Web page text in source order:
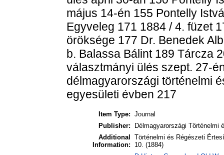
május 14-én 155 Pontelly
Egyveleg 171 1884 / 4. füzet
öröksége 177 Dr. Benedek
b. Balassa Bálint 189 Tárcza
választmányi ülés szept. 27-
délmagyarországi történelmi
egyesületi évben 217
Item Type: Journal
Publisher:
Délmagyarországi Történelmi
Additional
Information:
Történelmi és Régészeti
10. (1884)